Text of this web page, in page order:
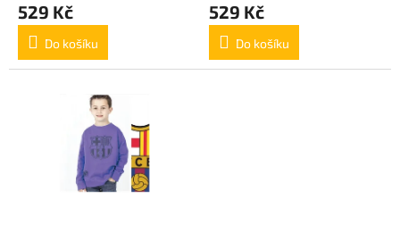
529 Kč
Do košíku
529 Kč
Do košíku